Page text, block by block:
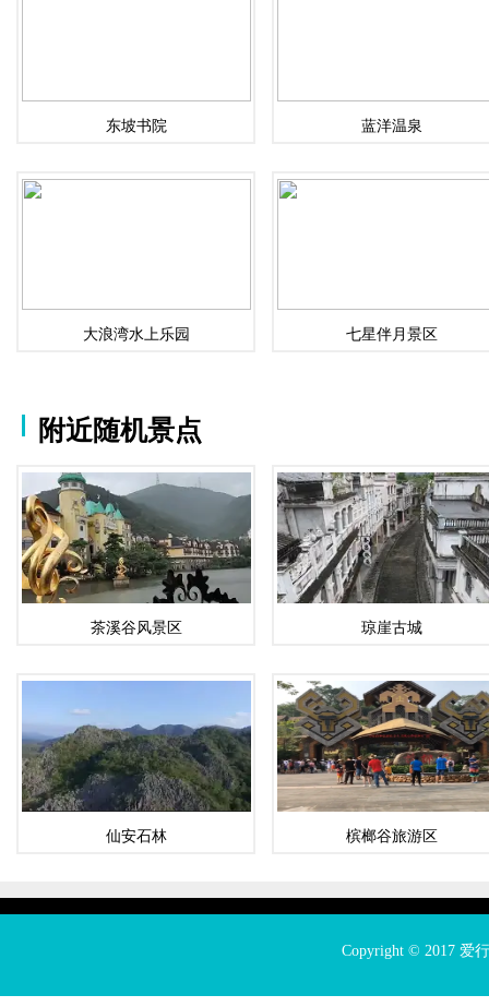
东坡书院 蓝洋温泉
大浪湾水上乐园 七星伴月景区
附近随机景点
茶溪谷风景区 琼崖古城
仙安石林 槟榔谷旅游区
Copyright © 2017 爱